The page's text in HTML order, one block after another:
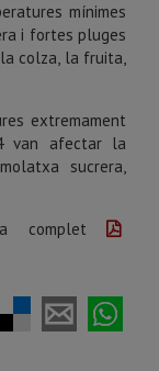
mínimes
i fortes pluges
colza, la fruita,
extremament
van afectar la
sucrera,
complet